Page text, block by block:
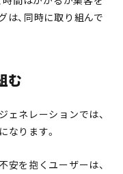
は、同時に取り組んで
む
ェネレーションでは、
になります。
を抱くユーザーは、